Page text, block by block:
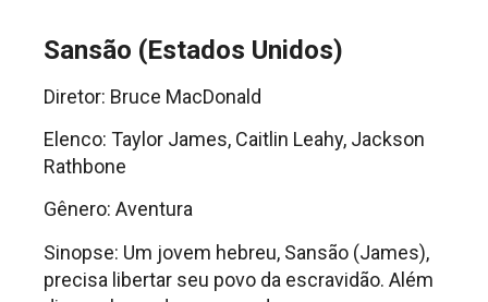
Sansão (Estados Unidos)
Diretor: Bruce MacDonald
Elenco: Taylor James, Caitlin Leahy, Jackson
Rathbone
Gênero: Aventura
Sinopse: Um jovem hebreu, Sansão (James),
precisa libertar seu povo da escravidão. Além